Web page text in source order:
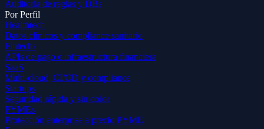
Auditoría de reglas y DBs
Por Perfil
Healthtech
Datos clínicos y compliance sanitario
Fintechs
APIs de pago e infraestructura financiera
SaaS
Multi-cloud, CI/CD y compliance
Startups
Seguridad rápida y sin dolor
PYMEs
Protección enterprise a precio PYME